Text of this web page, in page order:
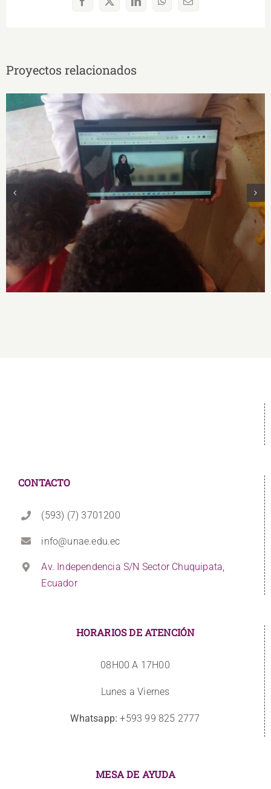
Facebook
X LinkedInWhatsAppCorreo
Proyectos relacionados
Taller “Relatos biográficos en animaciones
visuales sobre artistas ecuatorianas con un
enfoque interseccional”
CONTACTO
(593) (7) 3701200
info@unae.edu.ec
Av. Independencia S/N Sector Chuquipata,
Ecuador
HORARIOS DE ATENCIÓN
08H00 A 17H00
Lunes a Viernes
Whatsapp: +593 99 825 2777
MESA DE AYUDA